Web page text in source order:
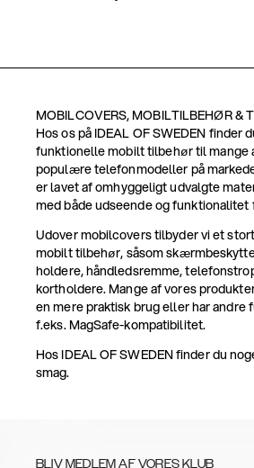
MOBILCOVERS, MOBILTILBEHØR &
Hos os på IDEAL OF SWEDEN finder
funktionelle mobilt tilbehør til mange
populære telefonmodeller på
er lavet af omhyggeligt udvalgte
med både udseende og funktionalitet
Udover mobilcovers tilbyder vi et
mobilt tilbehør, såsom
holdere, håndledsremme,
kortholdere. Mange af vores
en mere praktisk brug eller har andre
f.eks. MagSafe-kompatibilitet.
Hos IDEAL OF SWEDEN finder du
smag.
BLIV MEDLEM AF VORES KLUB